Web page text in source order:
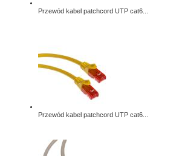
Przewód kabel patchcord UTP cat6...
Przewód kabel patchcord UTP cat6...